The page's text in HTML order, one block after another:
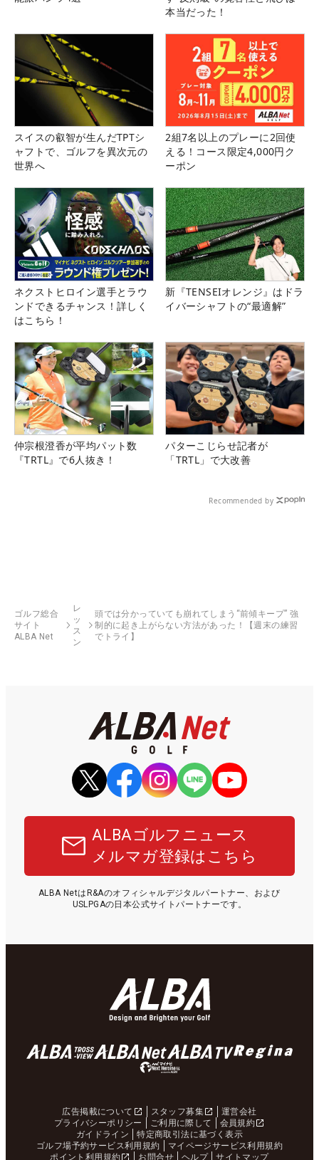
本当だった！
スイスの叡智が生んだTPTシ
ャフトで、ゴルフを異次元の
世界へ
2組7名以上のプレーに2回使
える！コース限定4,000円ク
ーポン
ネクストヒロイン選手とラウ
ンドできるチャンス！詳しく
はこちら！
新『TENSEIオレンジ』はドラ
イバーシャフトの“最適解”
仲宗根澄香が平均パット数
『TRTL』で6人抜き！
パターこじらせ記者が
「TRTL」で大改善
Recommended by
ゴルフ総合
サイト
ALBA Net
レ
ッ
ス
ン
頭では分かっていても崩れてしまう“前傾キープ” 強
制的に起き上がらない方法があった！【週末の練習
でトライ】
ALBAゴルフニュース
メルマガ登録はこちら
ALBA NetはR&Aのオフィシャルデジタルパートナー、および
USLPGAの日本公式サイトパートナーです。
広告掲載について スタッフ募集
運営会社
プライバシーポリシー
ご利用に際して
会員規約
ガイドライン
特定商取引法に基づく表示
ゴルフ場予約サービス利用規約
マイページサービス利用規約
ポイント利用規約
お問合せ ヘルプ サイトマップ